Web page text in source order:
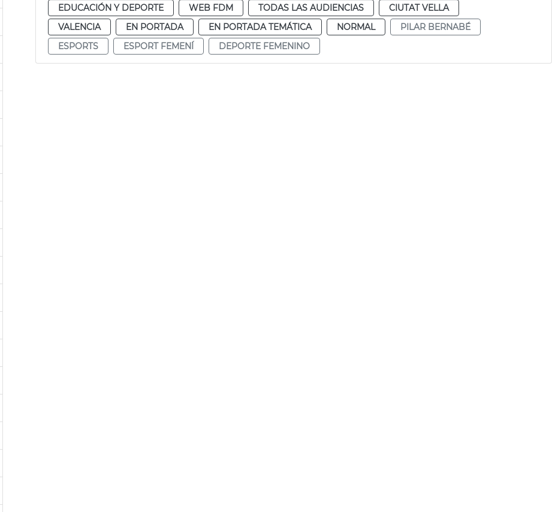
EDUCACIÓN Y DEPORTE WEB FDM TODAS LAS AUDIENCIAS
CIUTAT VELLA
VALENCIA
EN PORTADA EN PORTADA TEMÁTICA NORMAL
PILAR BERNABÉ
ESPORTS
ESPORT FEMENÍ DEPORTE FEMENINO